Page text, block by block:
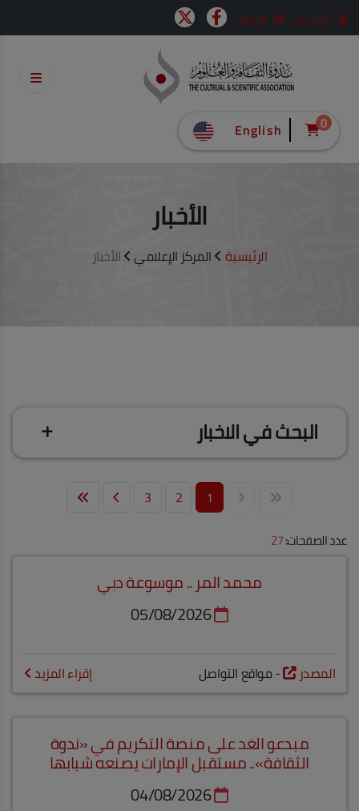
التسجيل الدخول
0
English
الأخبار
الرئيسية المركز الإعلامي الأخبار
البحث في الاخبار
1
2
3
عدد الصفحات:27
محمد المر .. موسوعة دبي
05/08/2026
المصدر - مواقع التواصل إقراء المزيد
مبدعو الغد على منصة التكريم في «ندوة
الثقافة».. مستقبل الإمارات يصنعه شبابها
04/08/2026